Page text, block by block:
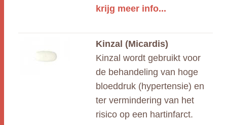
krijg meer info...
Kinzal (Micardis)
Kinzal wordt gebruikt voor
de behandeling van hoge
bloeddruk (hypertensie) en
ter vermindering van het
risico op een hartinfarct.